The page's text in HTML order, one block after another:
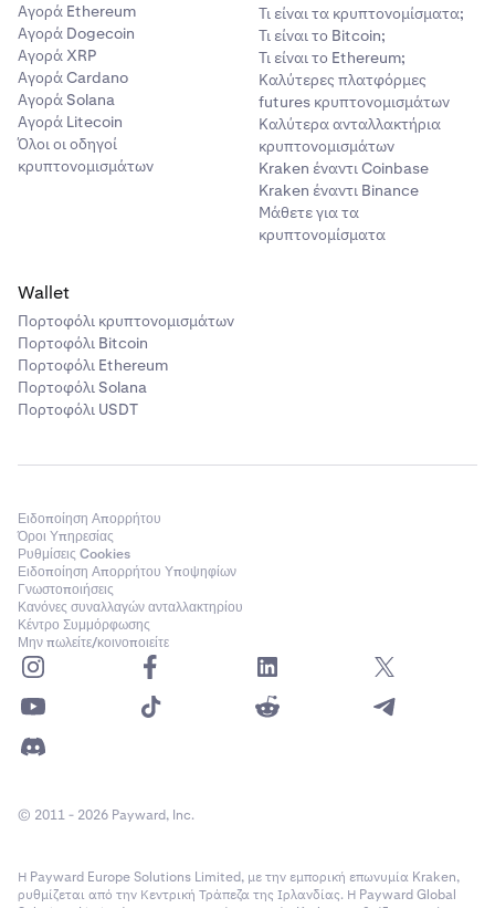
Αγορά Ethereum
Αγορά Dogecoin
Αγορά XRP
Αγορά Cardano
Αγορά Solana
Αγορά Litecoin
Όλοι οι οδηγοί
κρυπτονομισμάτων
Τι είναι τα κρυπτονομίσματα;
Τι είναι το Bitcoin;
Τι είναι το Ethereum;
Καλύτερες πλατφόρμες
futures κρυπτονομισμάτων
Καλύτερα ανταλλακτήρια
κρυπτονομισμάτων
Kraken έναντι Coinbase
Kraken έναντι Binance
Μάθετε για τα
κρυπτονομίσματα
Wallet
Πορτοφόλι κρυπτονομισμάτων
Πορτοφόλι Bitcoin
Πορτοφόλι Ethereum
Πορτοφόλι Solana
Πορτοφόλι USDT
Ειδοποίηση Απορρήτου
Όροι Υπηρεσίας
Ρυθμίσεις Cookies
Ειδοποίηση Απορρήτου Υποψηφίων
Γνωστοποιήσεις
Κανόνες συναλλαγών ανταλλακτηρίου
Κέντρο Συμμόρφωσης
Μην πωλείτε/κοινοποιείτε
© 2011 - 2026 Payward, Inc.
Η Payward Europe Solutions Limited, με την εμπορική επωνυμία Kraken,
ρυθμίζεται από την Κεντρική Τράπεζα της Ιρλανδίας. Η Payward Global